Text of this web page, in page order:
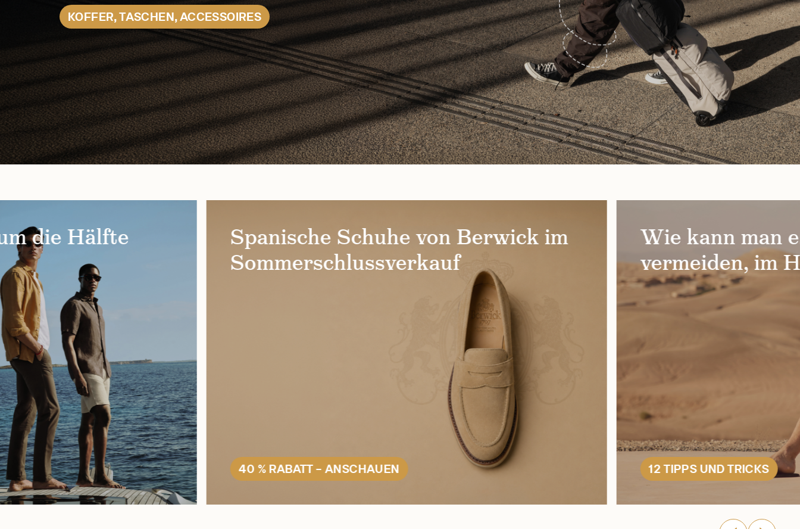
KOFFER, TASCHEN, ACCESSOIRES
die Hälfte
Spanische Schuhe von Berwick im
Sommerschlussverkauf
40 % RABATT – ANSCHAUEN
Wie kann man
vermeiden, im
12 TIPPS UND TRICKS